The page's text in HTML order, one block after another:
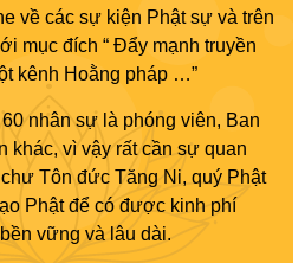
về các sự kiện Phật sự và trên
mục đích “ Đẩy mạnh truyền
kênh Hoằng pháp …”
nhân sự là phóng viên, Ban
khác, vì vậy rất cần sự quan
Tôn đức Tăng Ni, quý Phật
Phật để có được kinh phí
vững và lâu dài.